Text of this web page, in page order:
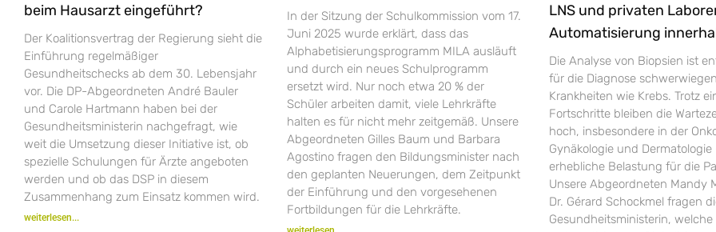
beim Hausarzt eingeführt?
Der Koalitionsvertrag der Regierung sieht die
Einführung regelmäßiger
Gesundheitschecks ab dem 30. Lebensjahr
vor. Die DP-Abgeordneten André Bauler
und Carole Hartmann haben bei der
Gesundheitsministerin nachgefragt, wie
weit die Umsetzung dieser Initiative ist, ob
spezielle Schulungen für Ärzte angeboten
werden und ob das DSP in diesem
Zusammenhang zum Einsatz kommen wird.
weiterlesen...
In der Sitzung der Schulkommission vom 17.
Juni 2025 wurde erklärt, dass das
Alphabetisierungsprogramm MILA ausläuft
und durch ein neues Schulprogramm
ersetzt wird. Nur noch etwa 20 % der
Schüler arbeiten damit, viele Lehrkräfte
halten es für nicht mehr zeitgemäß. Unsere
Abgeordneten Gilles Baum und Barbara
Agostino fragen den Bildungsminister nach
den geplanten Neuerungen, dem Zeitpunkt
der Einführung und den vorgesehenen
Fortbildungen für die Lehrkräfte.
LNS und privaten
Automatisierung
Die Analyse von Biopsien ist
für die Diagnose
Krankheiten wie Krebs. Trotz
Fortschritte bleiben die
hoch, insbesondere in der
Gynäkologie und Dermatologie
erhebliche Belastung für die
Unsere Abgeordneten Mandy
Dr. Gérard Schockmel fragen
Gesundheitsministerin,